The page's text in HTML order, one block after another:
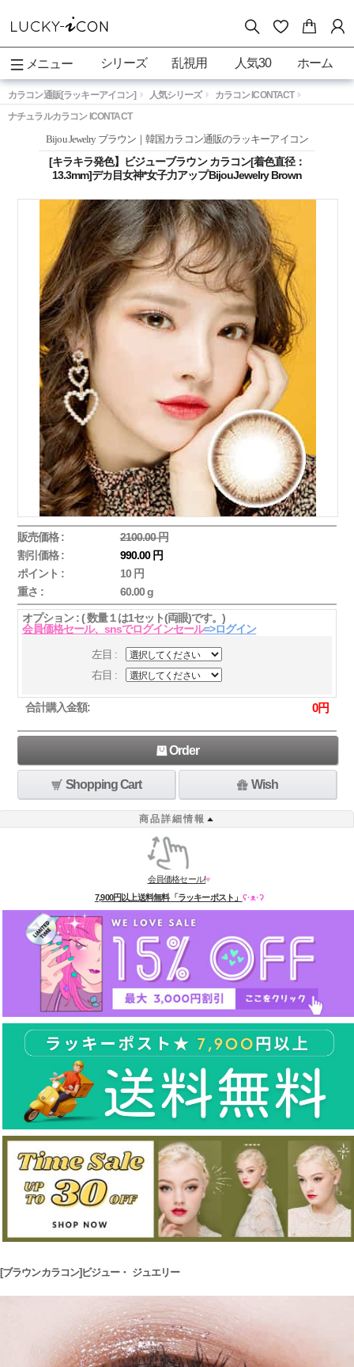
メニュー シリーズ 乱視用 人気30 ホーム
カラコン通販[ラッキーアイコン] 人気シリーズ
カラコン ICONTACT
ナチュラルカラコン ICONTACT
Bijou Jewelry ブラウン｜韓国カラコン通販のラッキーアイコン
[キラキラ発色】ビジューブラウン カラコン[着色直径：
13.3mm]デカ目女神*女子力アップBijouJewelry Brown
販売価格 :
2100.00 円
割引価格 :
990.00 円
ポイント :
10 円
重さ :
60.00 g
オプション : ( 数量１は1セット(両眼)です。)
会員価格セール、snsでログインセール=>ログイン
左目 :
右目 :
合計購入金額: 0円
Order
Shopping Cart Wish
商品詳細情報
会員価格セール!♥
7,900円以上送料無料「ラッキーポスト」 ʕ·ᴥ·ʔ
[ブラウンカラコン]ビジュー・ ジュエリー